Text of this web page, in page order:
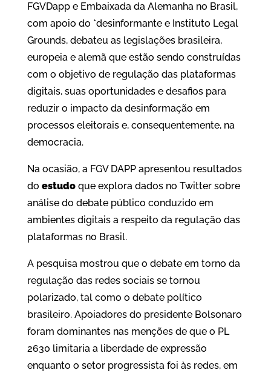
FGVDapp e Embaixada da Alemanha no Brasil,
com apoio do *desinformante e Instituto Legal
Grounds, debateu as legislações brasileira,
europeia e alemã que estão sendo construídas
com o objetivo de regulação das plataformas
digitais, suas oportunidades e desafios para
reduzir o impacto da desinformação em
processos eleitorais e, consequentemente, na
democracia.
Na ocasião, a FGV DAPP apresentou resultados
do estudoque explora dados no Twitter sobre
análise do debate público conduzido em
ambientes digitais a respeito da regulação das
plataformas no Brasil.
A pesquisa mostrou que o debate em torno da
regulação das redes sociais se tornou
polarizado, tal como o debate político
brasileiro. Apoiadores do presidente Bolsonaro
foram dominantes nas menções de que o PL
2630 limitaria a liberdade de expressão
enquanto o setor progressista foi às redes, em